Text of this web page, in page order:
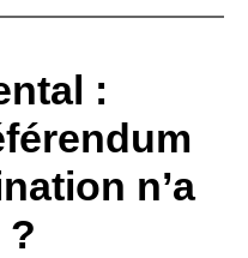
:
n’a
?